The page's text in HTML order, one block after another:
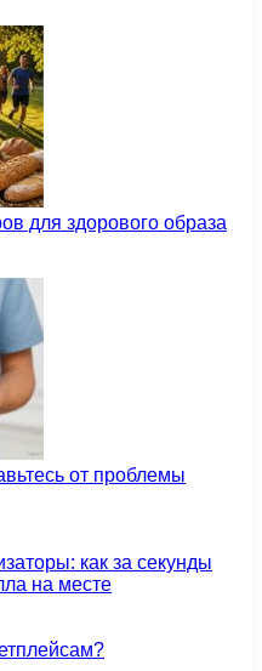
для здорового образа
от проблемы
как за секунды
на месте